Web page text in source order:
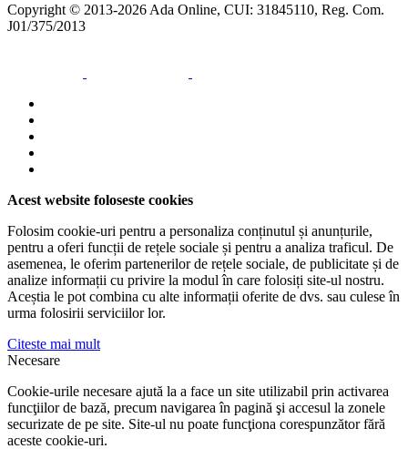
Copyright © 2013-2026 Ada Online, CUI: 31845110, Reg. Com.
J01/375/2013
Acest website foloseste cookies
Folosim cookie-uri pentru a personaliza conținutul și anunțurile,
pentru a oferi funcții de rețele sociale și pentru a analiza traficul. De
asemenea, le oferim partenerilor de rețele sociale, de publicitate și de
analize informații cu privire la modul în care folosiți site-ul nostru.
Aceștia le pot combina cu alte informații oferite de dvs. sau culese în
urma folosirii serviciilor lor.
Citeste mai mult
Necesare
Cookie-urile necesare ajută la a face un site utilizabil prin activarea
funcţiilor de bază, precum navigarea în pagină şi accesul la zonele
securizate de pe site. Site-ul nu poate funcţiona corespunzător fără
aceste cookie-uri.